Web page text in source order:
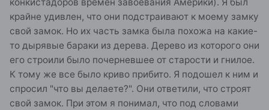
конкистадоров времен завоевания Америки). Я был
крайне удивлен, что они подстраивают к моему замку
свой замок. Но их часть замка была похожа на какие-
то дырявые бараки из дерева. Дерево из которого они
его строили было почерневшее от старости и гнилое.
К тому же все было криво прибито. Я подошел к ним и
спросил "что вы делаете?". Они ответили, что строят
свой замок. При этом я понимал, что под словами